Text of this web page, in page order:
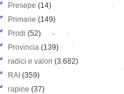
Presepe (14)
Primarie (149)
Prodi (52)
Provincia (139)
radici e valori (3.682)
RAI (359)
rapine (37)